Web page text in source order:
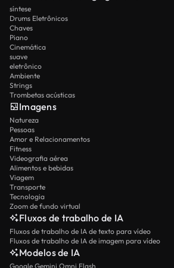
síntese
Drums Eletrônicos
Chaves
Piano
Cinemática
suave
eletrônico
Ambiente
Strings
Trombetas acústicas
Imagens
Natureza
Pessoas
Amor e Relacionamentos
Fitness
Videografia aérea
Alimentos e bebidas
Viagem
Transporte
Tecnologia
Zoom de fundo virtual
Fluxos de trabalho de IA
Fluxos de trabalho de IA de texto para vídeo
Fluxos de trabalho de IA de imagem para vídeo
Modelos de IA
Google Gemini Omni Flash